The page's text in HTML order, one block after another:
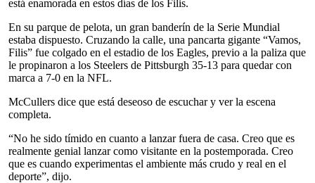
está enamorada en estos días de los Filis.
En su parque de pelota, un gran banderín de la Serie Mundial
estaba dispuesto. Cruzando la calle, una pancarta gigante “Vamos,
Filis” fue colgado en el estadio de los Eagles, previo a la paliza que
le propinaron a los Steelers de Pittsburgh 35-13 para quedar con
marca a 7-0 en la NFL.
McCullers dice que está deseoso de escuchar y ver la escena
completa.
“No he sido tímido en cuanto a lanzar fuera de casa. Creo que es
realmente genial lanzar como visitante en la postemporada. Creo
que es cuando experimentas el ambiente más crudo y real en el
deporte”, dijo.